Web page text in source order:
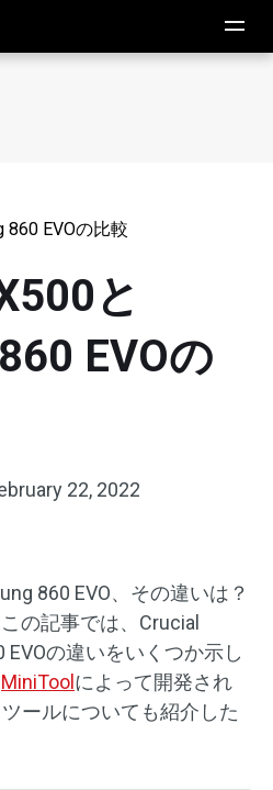
860 EVOの比較
と
EVOの
22, 2022
860 EVO、その違いは？
の記事では、Crucial
の違いをいくつか示し
MiniTool によって開発され
ールについても紹介した